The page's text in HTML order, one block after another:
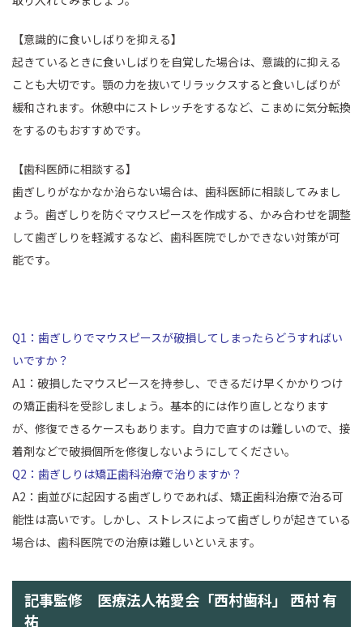
【意識的に食いしばりを抑える】
起きているときに食いしばりを自覚した場合は、意識的に抑える
ことも大切です。顎の力を抜いてリラックスすると食いしばりが
緩和されます。休憩中にストレッチをするなど、こまめに気分転換
をするのもおすすめです。
【歯科医師に相談する】
歯ぎしりがなかなか治らない場合は、歯科医師に相談してみまし
ょう。歯ぎしりを防ぐマウスピースを作成する、かみ合わせを調整
して歯ぎしりを軽減するなど、歯科医院でしかできない対策が可
能です。
Q1：歯ぎしりでマウスピースが破損してしまったらどうすればい
いですか？
A1：破損したマウスピースを持参し、できるだけ早くかかりつけ
の矯正歯科を受診しましょう。基本的には作り直しとなります
が、修復できるケースもあります。自力で直すのは難しいので、接
着剤などで破損個所を修復しないようにしてください。
Q2：歯ぎしりは矯正歯科治療で治りますか？
A2：歯並びに起因する歯ぎしりであれば、矯正歯科治療で治る可
能性は高いです。しかし、ストレスによって歯ぎしりが起きている
場合は、歯科医院での治療は難しいといえます。
記事監修 医療法人祐愛会「西村歯科」 西村 有
祐